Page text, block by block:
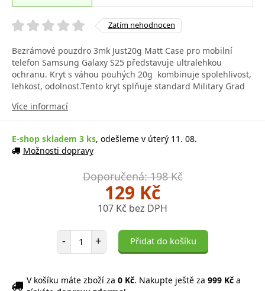
Zatím nehodnocen
Bezrámové pouzdro 3mk Just20g Matt Case pro mobilní
telefon Samsung Galaxy S25 představuje ultralehkou
ochranu. Kryt s váhou pouhých 20g kombinuje spolehlivost,
lehkost, odolnost.Tento kryt splňuje standard Military Grad
Více informací
E-shop skladem 3 ks, odešleme v úterý 11. 08.
Možnosti dopravy
Doporučená: 198 Kč
129 Kč
107 Kč bez DPH
- Počet položek
+ Přidat do košíku
V košíku máte zboží za 0 Kč. Nakupte ještě za 999 Kč a